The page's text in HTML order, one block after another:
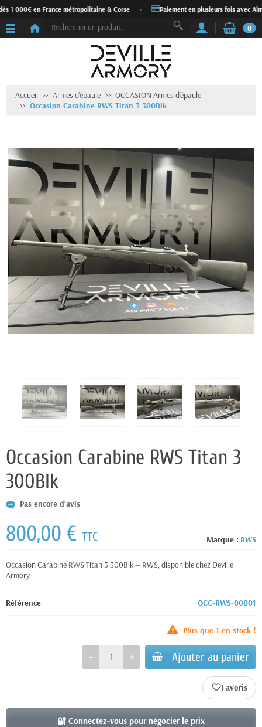
1 000€ en France métropolitaine & Corse Paiement en plusieurs fois avec
0
Accueil Armes d'épaule
OCCASION Armes d'épaule
Occasion Carabine RWS Titan 3 300Blk
Occasion Carabine RWS Titan 3
300Blk
Pas encore d'avis
Marque : RWS
800,00 € TTC
Occasion Carabine RWS Titan 3 300Blk — RWS, disponible chez Deville
Armory.
Référence OCC-RWS-00001
Plus que 1 en stock !
Ajouter au panier
favorite_border
🔐 Connectez-vous pour négocier le prix